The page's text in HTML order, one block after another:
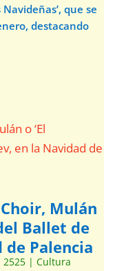
que se
destacando
Mulán
Ballet de
de Palencia
2525| Cultura